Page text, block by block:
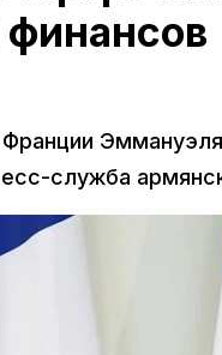
Франции
служба